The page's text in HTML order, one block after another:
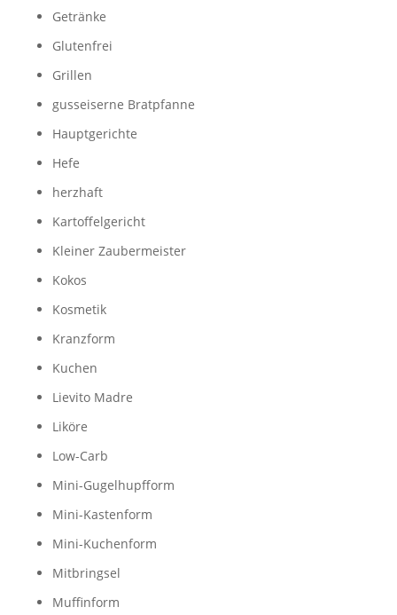
Getränke
Glutenfrei
Grillen
gusseiserne Bratpfanne
Hauptgerichte
Hefe
herzhaft
Kartoffelgericht
Kleiner Zaubermeister
Kokos
Kosmetik
Kranzform
Kuchen
Lievito Madre
Liköre
Low-Carb
Mini-Gugelhupfform
Mini-Kastenform
Mini-Kuchenform
Mitbringsel
Muffinform